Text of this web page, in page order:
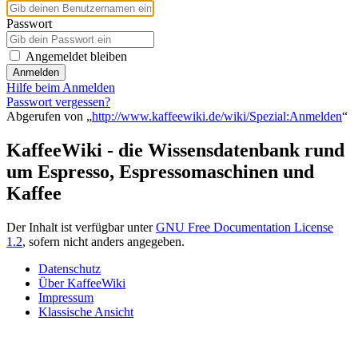
Passwort
Angemeldet bleiben
Anmelden
Hilfe beim Anmelden
Passwort vergessen?
Abgerufen von „http://www.kaffeewiki.de/wiki/Spezial:Anmelden“
KaffeeWiki - die Wissensdatenbank rund
um Espresso, Espressomaschinen und
Kaffee
Der Inhalt ist verfügbar unterGNU Free Documentation License
1.2, sofern nicht anders angegeben.
Datenschutz
Über KaffeeWiki
Impressum
Klassische Ansicht